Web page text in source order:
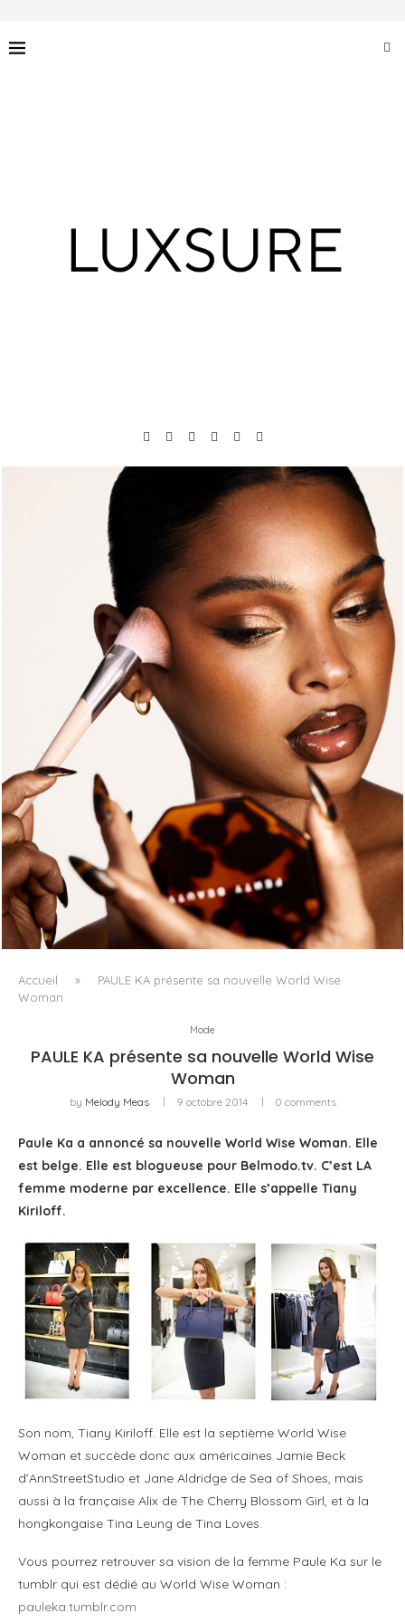
FENTY BEAUTY EXPLORE LA TEXTURE COMME LANGAGE
AVEC LE SUN STALK’R SOUFFLÉ...
Accueil »
PAULE KA présente sa nouvelle World Wise
Woman
Mode
PAULE KA présente sa nouvelle World Wise
Woman
by Melody Meas 9 octobre 2014 0 comments
Paule Ka a annoncé sa nouvelle World Wise Woman. Elle
est belge. Elle est blogueuse pour Belmodo.tv. C’est LA
femme moderne par excellence. Elle s’appelle Tiany
Kiriloff.
Son nom, Tiany Kiriloff. Elle est la septième World Wise
Woman et succède donc aux américaines Jamie Beck
d’AnnStreetStudio et Jane Aldridge de Sea of Shoes, mais
aussi à la française Alix de The Cherry Blossom Girl, et à la
hongkongaise Tina Leung de Tina Loves.
Vous pourrez retrouver sa vision de la femme Paule Ka sur le
tumblr qui est dédié au World Wise Woman :
pauleka.tumblr.com